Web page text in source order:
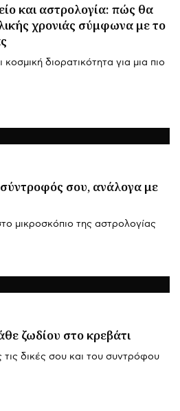
και αστρολογία: πώς θα
χρονιάς σύμφωνα με το
διορατικότητα για μια πιο
σου, ανάλογα με
μικροσκόπιο της αστρολογίας
ζωδίου στο κρεβάτι
δικές σου και του συντρόφου